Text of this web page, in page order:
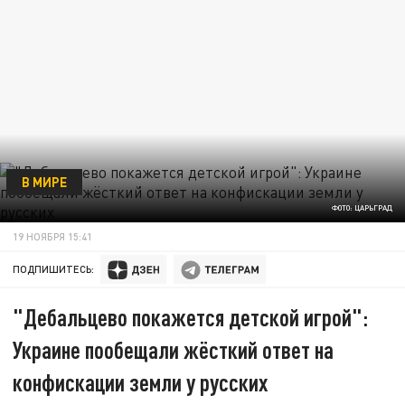
ФОТО: ЦАРЬГРАД
В МИРЕ
19 НОЯБРЯ 15:41
ПОДПИШИТЕСЬ:
"Дебальцево покажется детской игрой":
Украине пообещали жёсткий ответ на
конфискации земли у русских